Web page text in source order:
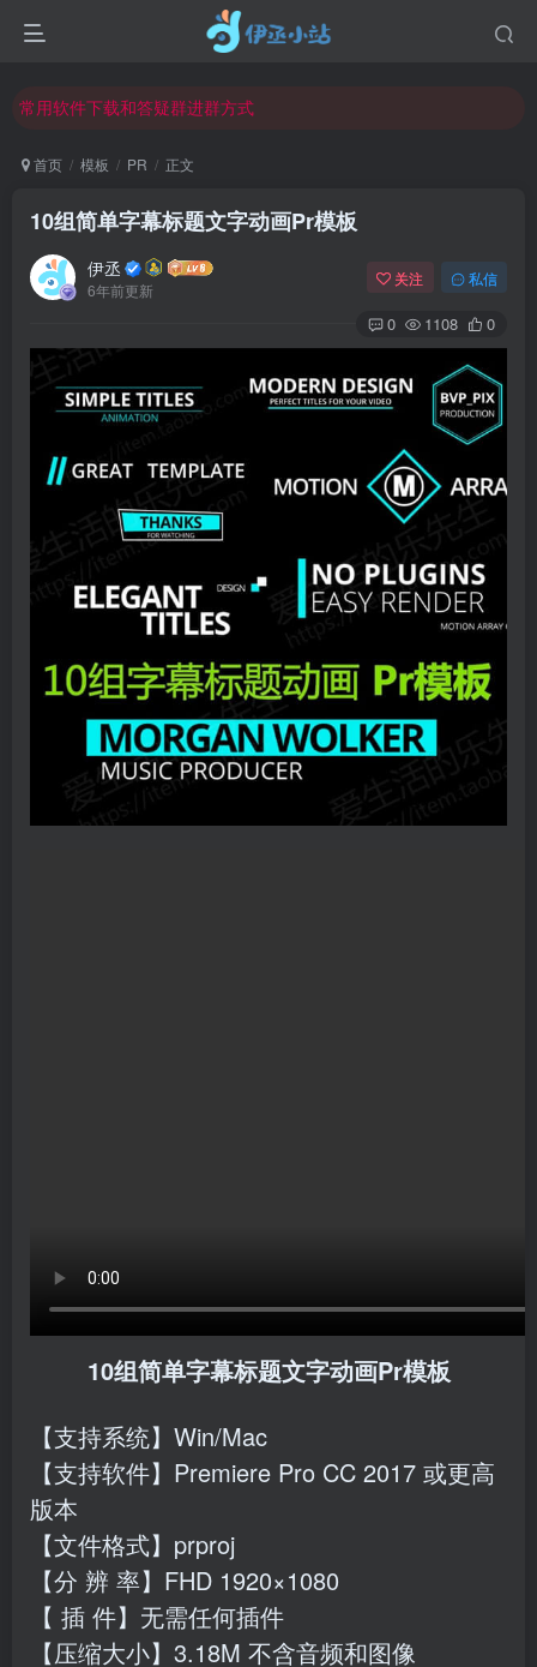
欢迎反馈网站中存在的问题和建议！
常用软件下载和答疑群进群方式
欢迎访问伊丞小站！
首页 模板 PR 正文
10组简单字幕标题文字动画Pr模板
伊丞
6年前更新
关注 私信
0 1108 0
10组简单字幕标题文字动画Pr模板
【支持系统】Win/Mac
【支持软件】Premiere Pro CC 2017 或更高
版本
【文件格式】prproj
【分 辨 率】FHD 1920×1080
【 插 件】无需任何插件
【压缩大小】3.18M 不含音频和图像